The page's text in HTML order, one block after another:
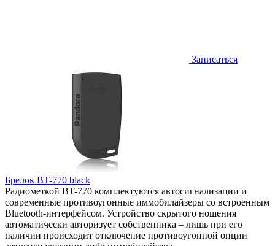
Записаться
Брелок BT-770 black
Радиометкой BT-770 комплектуются автосигнализации и
современные противоугонные иммобилайзеры со встроенным
Bluetooth-интерфейсом. Устройство скрытого ношения
автоматически авторизует собственника – лишь при его
наличии происходит отключение противоугонной опции